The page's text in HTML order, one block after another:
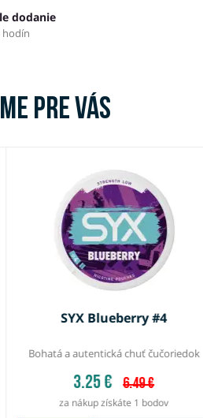
dodanie
hodín
pre vás
SYX Blueberry #4
Bohatá a autentická chuť čučoriedok
3.25 € 6.49 €
za nákup získáte 1 bodov